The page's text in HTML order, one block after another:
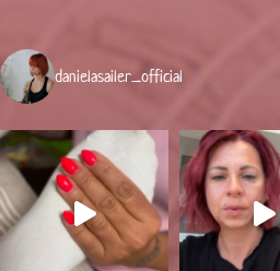
danielasailer_official